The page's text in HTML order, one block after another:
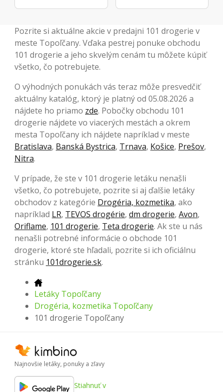
Pozrite si aktuálne akcie v predajni 101 drogerie v
meste Topoľčany. Vďaka pestrej ponuke obchodu
101 drogerie a jeho skvelým cenám tu môžete kúpiť
všetko, čo potrebujete.
O výhodných ponukách vás teraz môže presvedčiť
aktuálny katalóg, ktorý je platný od 05.08.2026 a
nájdete ho priamo zde. Pobočky obchodu 101
drogerie nájdete vo viacerých mestách a okrem
mesta Topoľčany ich nájdete napríklad v meste
Bratislava, Banská Bystrica, Trnava, Košice, Prešov,
Nitra.
V prípade, že ste v 101 drogerie letáku nenašli
všetko, čo potrebujete, pozrite si aj ďalšie letáky
obchodov z kategórie Drogéria, kozmetika, ako
napríklad LR, TEVOS drogérie, dm drogerie, Avon,
Oriflame, 101 drogerie, Teta drogerie. Ak ste u nás
nenašli potrebné informácie o obchode 101
drogerie, ktoré ste hľadali, pozrite si ich oficiálnu
stránku 101drogerie.sk.
Letáky Topoľčany
Drogéria, kozmetika Topoľčany
101 drogerie Topoľčany
Najnovšie letáky, ponuky a zľavy
Stiahnuť v